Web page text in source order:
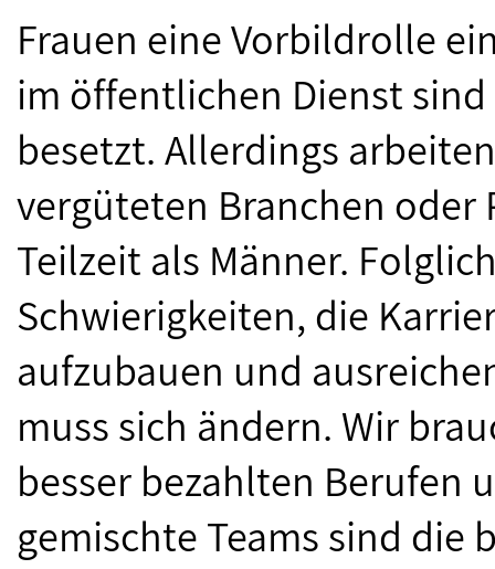
Frauen eine Vorbildrolle
im öffentlichen Dienst
besetzt. Allerdings
vergüteten Branchen
Teilzeit als Männer.
Schwierigkeiten, die
aufzubauen und
muss sich ändern. Wir
besser bezahlten Berufen
gemischte Teams sind die